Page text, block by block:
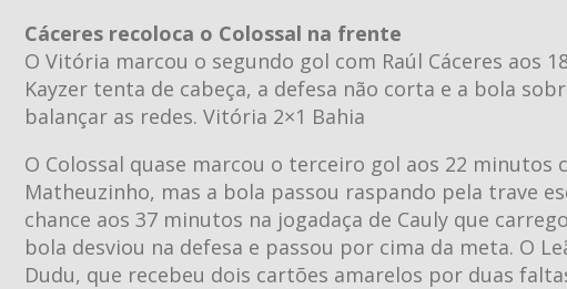
Cáceres recoloca o Colossal na frente
O Vitória marcou o segundo gol com Raúl Cáceres aos
Kayzer tenta de cabeça, a defesa não corta e a bola
balançar as redes. Vitória 2×1 Bahia
O Colossal quase marcou o terceiro gol aos 22 minutos
Matheuzinho, mas a bola passou raspando pela trave
chance aos 37 minutos na jogadaça de Cauly que
bola desviou na defesa e passou por cima da meta. O
Dudu, que recebeu dois cartões amarelos por duas